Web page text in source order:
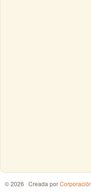
© 2026 Creada por